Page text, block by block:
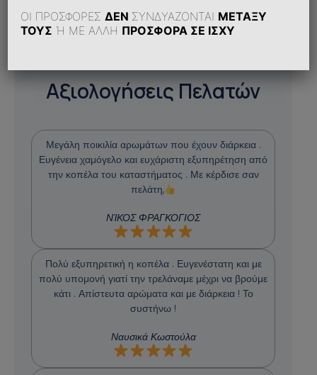
Αξιολογήσεις Πελατών
Μεγάλη ποικιλία αρωμάτων που έχουν διάρκεια .
Ευγένεια χαμόγελο και ευχάριστη εξυπηρέτηση από
την κοπέλα του καταστήματος . Με κέρδισε σαν
πελάτη,
ΝΊΚΟΣ ΦΡΑΓΚΟΓΙΟΣ
Πολύ εξυπηρετική η κοπέλα . Ευγενέστατη και με
πολύ υπομονή γιατί την τρελάναμε μέχρι να βρούμε
κάτι . Απίστευτα αρώματα και με διάρκεια ! Το
συστήνω !
Ναυσικά Κωστούλα
ΟΙ ΠΡΟΣΦΟΡΕΣΔΕΝ ΣΥΝΔΥΑΖΟΝΤΑΙ ΜΕΤΑΞΥ
ΤΟΥΣ Ή ΜΕ ΑΛΛΗ ΠΡΟΣΦΟΡΑ ΣΕ ΙΣΧΥ